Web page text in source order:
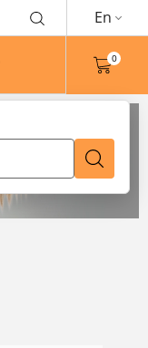
En
0